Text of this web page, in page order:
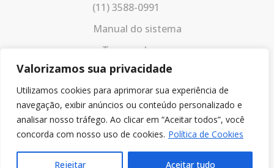
Valorizamos sua privacidade
Utilizamos cookies para aprimorar sua experiência de
navegação, exibir anúncios ou conteúdo personalizado e
analisar nosso tráfego. Ao clicar em “Aceitar todos”, você
concorda com nosso uso de cookies. Política de Cookies
Rejeitar Aceitar tudo
(11) 3588-0991
Manual do sistema
Termos de uso
Política de privacidade